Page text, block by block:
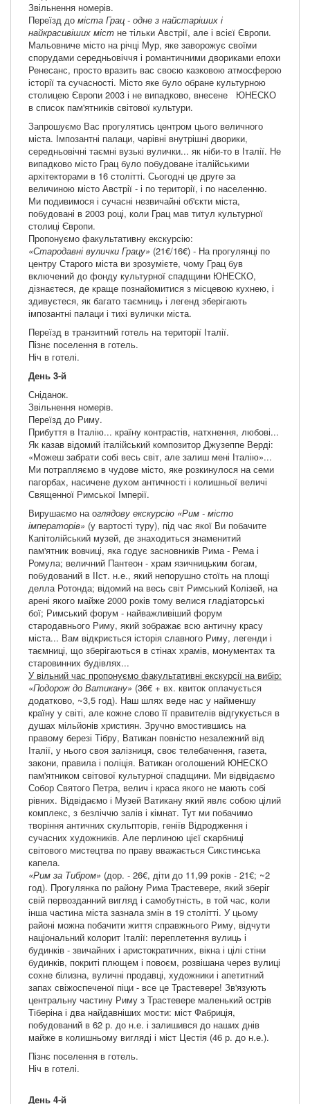
Звільнення номерів.
Переїзд до міста Грац - одне з найстаріших і
найкрасивіших міст не тільки Австрії, але і всієї Європи.
Мальовниче місто на річці Мур, яке заворожує своїми
спорудами середньовіччя і романтичними двориками епохи
Ренесанс, просто вразить вас своєю казковою атмосферою
історії та сучасності. Місто яке було обране культурною
столицею Європи 2003 і не випадково, внесене ЮНЕСКО
в список пам'ятників світової культури.
Запрошуємо Вас прогулятись центром цього величного
міста. Імпозантні палаци, чарівні внутрішні дворики,
середньовічні таємні вузькі вулички... як ніби-то в Італії. Не
випадково місто Грац було побудоване італійськими
архітекторами в 16 столітті. Сьогодні це друге за
величиною місто Австрії - і по території, і по населенню.
Ми подивимося і сучасні незвичайні об'єкти міста,
побудовані в 2003 році, коли Грац мав титул культурної
столиці Європи.
Пропонуємо факультативну екскурсію:
«Стародавні вулички Грацу» (21€/16€) - На прогулянці по
центру Старого міста ви зрозумієте, чому Грац був
включений до фонду культурної спадщини ЮНЕСКО,
дізнаєтеся, де краще познайомитися з місцевою кухнею, і
здивуєтеся, як багато таємниць і легенд зберігають
імпозантні палаци і тихі вулички міста.
Переїзд в транзитний готель на території Італії.
Пізнє поселення в готель.
Ніч в готелі.
День 3-й
Сніданок.
Звільнення номерів.
Переїзд до Риму.
Прибуття в Італію... країну контрастів, натхнення, любові...
Як казав відомий італійський композитор Джузеппе Верді:
«Можеш забрати собі весь світ, але залиш мені Італію»...
Ми потрапляємо в чудове місто, яке розкинулося на семи
пагорбах, насичене духом античності і колишньої величі
Священної Римської Імперії.
Вирушаємо на оглядову екскурсію «Рим - місто
імператорів» (у вартості туру), під час якої Ви побачите
Капітолійський музей, де знаходиться знаменитий
пам'ятник вовчиці, яка годує засновників Рима - Рема і
Ромула; величний Пантеон - храм язичницьким богам,
побудований в ІІст. н.е., який непорушно стоїть на площі
делла Ротонда; відомий на весь світ Римський Колізей, на
арені якого майже 2000 років тому велися гладіаторські
бої; Римський форум - найважливіший форум
стародавнього Риму, який зображає всю античну красу
міста... Вам відкриється історія славного Риму, легенди і
таємниці, що зберігаються в стінах храмів, монументах та
старовинних будівлях...
У вільний час пропонуємо факультативні екскурсії на вибір:
«Подорож до Ватикану» (36€ + вх. квиток оплачується
додатково, ~3,5 год). Наш шлях веде нас у найменшу
країну у світі, але кожне слово її правителів відгукується в
душах мільйонів християн. Зручно вмостившись на
правому березі Тібру, Ватикан повністю незалежний від
Італії, у нього своя залізниця, своє телебачення, газета,
закони, правила і поліція. Ватикан оголошений ЮНЕСКО
пам'ятником світової культурної спадщини. Ми відвідаємо
Собор Святого Петра, велич і краса якого не мають собі
рівних. Відвідаємо і Музей Ватикану який явлє собою цілий
комплекс, з безліччю залів і кімнат. Тут ми побачимо
творіння античних скульпторів, геніїв Відродження і
сучасних художників. Але перлиною цієї скарбниці
світового мистецтва по праву вважається Сикстинська
капела.
«Рим за Тибром» (дор. - 26€, діти до 11,99 років - 21€; ~2
год). Прогулянка по району Рима Трастевере, який зберіг
свій первозданний вигляд і самобутність, в той час, коли
інша частина міста зазнала змін в 19 столітті. У цьому
районі можна побачити життя справжнього Риму, відчути
національний колорит Італії: переплетення вулиць і
будинків - звичайних і аристократичних, вікна і цілі стіни
будинків, покриті плющем і повоєм, розвішана через вулиці
сохне білизна, вуличні продавці, художники і апетитний
запах свіжоспеченої піци - все це Трастевере! Зв'язують
центральну частину Риму з Трастевере маленький острів
Тіберіна і два найдавніших мости: міст Фабриція,
побудований в 62 р. до н.е. і залишився до наших днів
майже в колишньому вигляді і міст Цестія (46 р. до н.е.).
Пізнє поселення в готель.
Ніч в готелі.
День 4-й